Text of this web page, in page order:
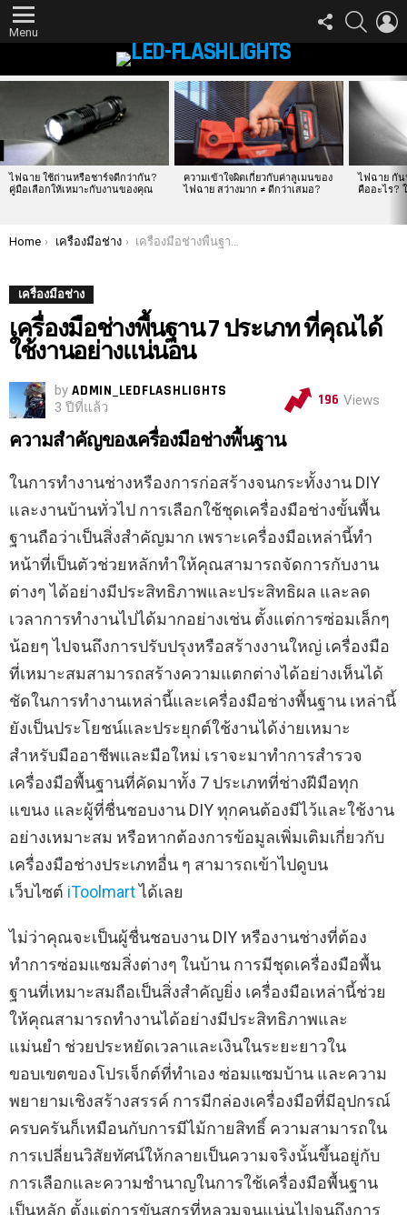
Menu
FOLLOW
US
SEARCH
ไฟฉาย ใช้ถ่านหรือชาร์จดีกว่ากัน?
คู่มือเลือกให้เหมาะกับงานของคุณ
ความเข้าใจผิดเกี่ยวกับค่าลูเมนของ
ไฟฉาย สว่างมาก ≠ ดีกว่าเสมอ?
ไฟฉาย กัน
คืออะไร?
You are here:
Home เครื่องมือช่าง เครื่องมือช่างพื้นฐาน 7 ประเภท ที่คุณได้ใช้งานอย่างแน่นอน
เครื่องมือช่าง
เครื่องมือช่างพื้นฐาน 7 ประเภท ที่คุณได้
ใช้งานอย่างแน่นอน
by ADMIN_LEDFLASHLIGHTS
3 ปีที่แล้ว 196 Views
ความสำคัญของเครื่องมือช่างพื้นฐาน
ในการทำงานช่างหรืองการก่อสร้างจนกระทั้งงาน DIY
และงานบ้านทั่วไป การเลือกใช้ชุดเครื่องมือช่างขั้นพื้น
ฐานถือว่าเป็นสิ่งสำคัญมาก เพราะเครื่องมือเหล่านี้ทำ
หน้าที่เป็นตัวช่วยหลักทำให้คุณสามารถจัดการกับงาน
ต่างๆ ได้อย่างมีประสิทธิภาพและประสิทธิผล และลด
เวลาการทำงานไปได้มากอย่างเช่น ตั้งแต่การซ่อมเล็กๆ
น้อยๆ ไปจนถึงการปรับปรุงหรือสร้างงานใหญ่ เครื่องมือ
ที่เหมาะสมสามารถสร้างความแตกต่างได้อย่างเห็นได้
ชัดในการทำงานเหล่านี้และเครื่องมือช่างพื้นฐาน เหล่านี้
ยังเป็นประโยชน์และประยุกต์ใช้งานได้ง่ายเหมาะ
สำหรับมืออาชีพและมือใหม่ เราจะมาทำการสำรวจ
เครื่องมือพื้นฐานที่คัดมาทั้ง 7 ประเภทที่ช่างฝีมือทุก
แขนง และผู้ที่ชื่นชอบงาน DIY ทุกคนต้องมีไว้และใช้งาน
อย่างเหมาะสม หรือหากต้องการข้อมูลเพิ่มเติมเกี่ยวกับ
เครื่องมือช่างประเภทอื่น ๆ สามารถเข้าไปดูบน
เว็บไซต์ iToolmartได้เลย
ไม่ว่าคุณจะเป็นผู้ชื่นชอบงาน DIY หรืองานช่างที่ต้อง
ทำการซ่อมแซมสิ่งต่างๆ ในบ้าน การมีชุดเครื่องมือพื้น
ฐานที่เหมาะสมถือเป็นสิ่งสำคัญยิ่ง เครื่องมือเหล่านี้ช่วย
ให้คุณสามารถทำงานได้อย่างมีประสิทธิภาพและ
แม่นยำ ช่วยประหยัดเวลาและเงินในระยะยาวใน
ขอบเขตของโปรเจ็กต์ที่ทำเอง ซ่อมแซมบ้าน และความ
พยายามเชิงสร้างสรรค์ การมีกล่องเครื่องมือที่มีอุปกรณ์
ครบครันก็เหมือนกับการมีไม้กายสิทธิ์ ความสามารถใน
การเปลี่ยนวิสัยทัศน์ให้กลายเป็นความจริงนั้นขึ้นอยู่กับ
การเลือกและความชำนาญในการใช้เครื่องมือพื้นฐาน
เป็นหลัก ตั้งแต่การขันสกรูที่หลวมจนแน่นไปจนถึงการ